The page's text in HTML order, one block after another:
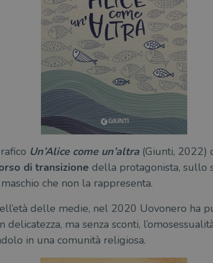
Un’Alice come un’altra (Giunti, 2022)
di transizione della protagonista, sullo
che non la rappresenta.
delle medie, nel 2020 Uovonero ha
delicatezza, ma senza sconti,
in una comunità religiosa.